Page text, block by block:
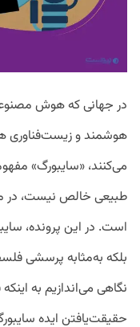
در جهانی که هوش
هوشمند و زیست‌فناوری هر
می‌کنند، «سایبورگ»
طبیعی خالص نیست، در
است. در این پرونده،
بلکه به‌مثابه پرسشی
نگاهی می‌اندازیم به
حقیقت‌یافتن ایده